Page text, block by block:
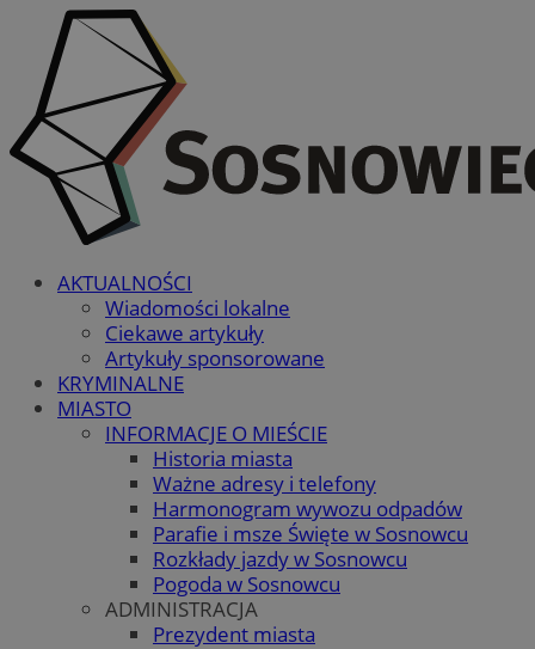
AKTUALNOŚCI
Wiadomości lokalne
Ciekawe artykuły
Artykuły sponsorowane
KRYMINALNE
MIASTO
INFORMACJE O MIEŚCIE
Historia miasta
Ważne adresy i telefony
Harmonogram wywozu odpadów
Parafie i msze Święte w Sosnowcu
Rozkłady jazdy w Sosnowcu
Pogoda w Sosnowcu
ADMINISTRACJA
Prezydent miasta